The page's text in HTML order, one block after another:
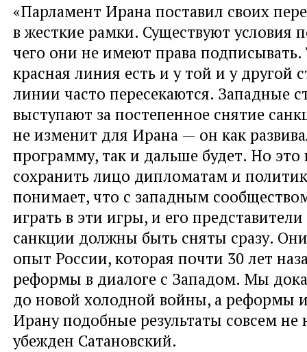
«Парламент Ирана поставил своих
в жесткие рамки. Существуют условия
чего они не имеют права
красная линия есть и у той и у другой
линии часто пересекаются. Западные
выступают за постепенное снятие
не изменит для Ирана — он как
программу, так и дальше будет. Но это
сохранить лицо дипломатам и
понимает, что с западным
играть в эти игры, и его
санкции должны быть сняты сразу.
опыт России, которая почти 30 лет
реформы в диалоге с Западом. Мы
до новой холодной войны, а реформы
Ирану подобные результаты совсем
убежден Сатановский.